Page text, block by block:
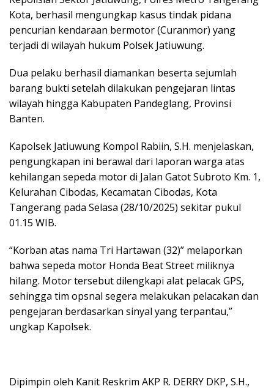
Kota, berhasil mengungkap kasus tindak pidana
pencurian kendaraan bermotor (Curanmor) yang
terjadi di wilayah hukum Polsek Jatiuwung.
Dua pelaku berhasil diamankan beserta sejumlah
barang bukti setelah dilakukan pengejaran lintas
wilayah hingga Kabupaten Pandeglang, Provinsi
Banten.
Kapolsek Jatiuwung Kompol Rabiin, S.H. menjelaskan,
pengungkapan ini berawal dari laporan warga atas
kehilangan sepeda motor di Jalan Gatot Subroto Km. 1,
Kelurahan Cibodas, Kecamatan Cibodas, Kota
Tangerang pada Selasa (28/10/2025) sekitar pukul
01.15 WIB.
“Korban atas nama Tri Hartawan (32)” melaporkan
bahwa sepeda motor Honda Beat Street miliknya
hilang. Motor tersebut dilengkapi alat pelacak GPS,
sehingga tim opsnal segera melakukan pelacakan dan
pengejaran berdasarkan sinyal yang terpantau,”
ungkap Kapolsek.
Dipimpin oleh Kanit Reskrim AKP R. DERRY DKP, S.H.,